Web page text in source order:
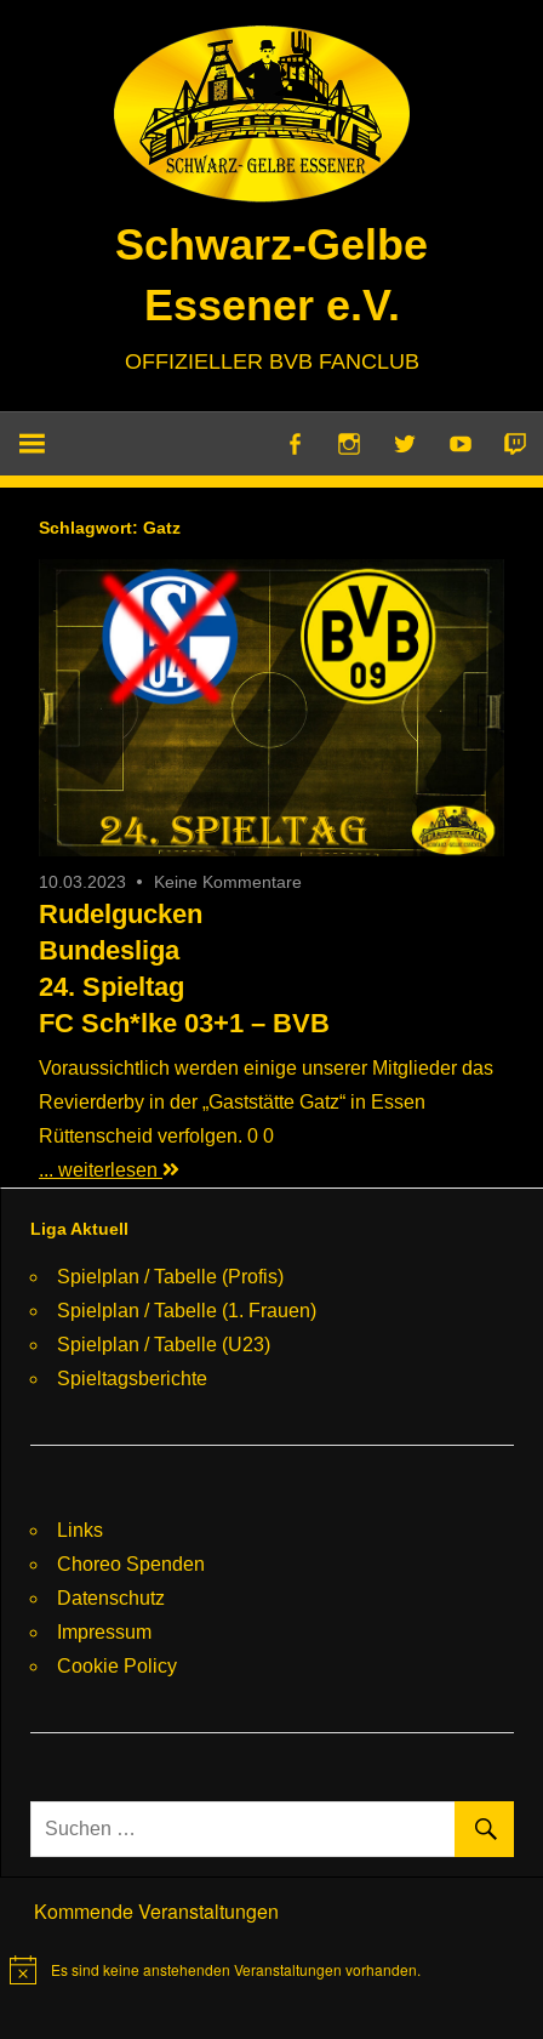
Schwarz-Gelbe
Essener e.V.
OFFIZIELLER BVB FANCLUB
Schlagwort: Gatz
10.03.2023 Keine Kommentare
Rudelgucken
Bundesliga
24. Spieltag
FC Sch*lke 03+1 – BVB
Voraussichtlich werden einige unserer Mitglieder das
Revierderby in der „Gaststätte Gatz“ in Essen
Rüttenscheid verfolgen. 0 0
... weiterlesen
Liga Aktuell
Spielplan / Tabelle (Profis)
Spielplan / Tabelle (1. Frauen)
Spielplan / Tabelle (U23)
Spieltagsberichte
Links
Choreo Spenden
Datenschutz
Impressum
Cookie Policy
Kommende Veranstaltungen
HinweisEs sind keine anstehenden Veranstaltungen vorhanden.